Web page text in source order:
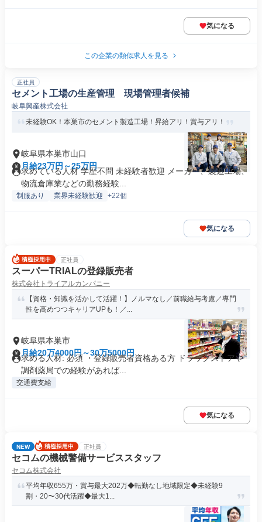
気になる
この企業の類似求人を見る
正社員
セメント工場の生産管理 現場管理者候補
岐阜興産株式会社
未経験OK！本巣市のセメント製造工場！昇給アリ！賞与アリ！
岐阜県本巣市山口
月給23万円～25万円
求めている人材 学歴不問 未経験者歓迎 メーカー、製造工場、
物流倉庫業などの勤務経験...
制服あり 業界未経験歓迎 +22個
気になる
正社員
スーパーTRIALの登録販売者
株式会社トライアルカンパニー
【資格・知識を活かして活躍！】ノルマなし／前職給与考慮／専⾨
性を⾼めつつキャリアUPも！／...
岐阜県本巣市
月給20万4000円～30万5000円
求める人材: 必須 ・登録販売者資格ある方 ドラッグストアや
調剤薬局での経験があれば...
交通費支給
気になる
NEW 正社員
セコムの機械警備サービススタッフ
セコム株式会社
平均年収655万・賞与最大202万◆転勤なし地域限定◆未経験9
割・20〜30代活躍◆最大1...